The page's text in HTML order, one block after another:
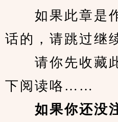
如果此章是作
话的，请跳过继
请你先收藏此
下阅读咯……
如果你还没注